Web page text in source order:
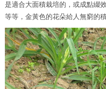
是適合大面積栽培的，或成點綴
等等，金黃色的花朵給人無窮的